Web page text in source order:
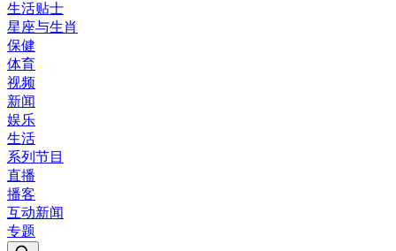
生活贴士
星座与生肖
保健
体育
视频
新闻
娱乐
生活
系列节目
直播
播客
互动新闻
专题